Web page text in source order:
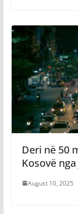
Deri në 50
Kosovë
August 10, 2025